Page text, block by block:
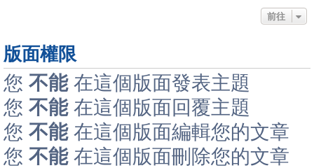
前往
版面權限
您 不能在這個版面發表主題
您 不能在這個版面回覆主題
您 不能在這個版面編輯您的文章
您 不能在這個版面刪除您的文章